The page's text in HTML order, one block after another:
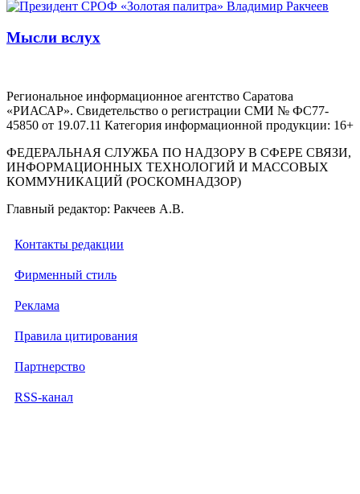
Мысли вслух
Региональное информационное агентство Саратова
«РИАСАР». Свидетельство о регистрации СМИ № ФС77-
45850 от 19.07.11 Категория информационной продукции: 16+
ФЕДЕРАЛЬНАЯ СЛУЖБА ПО НАДЗОРУ В СФЕРЕ СВЯЗИ,
ИНФОРМАЦИОННЫХ ТЕХНОЛОГИЙ И МАССОВЫХ
КОММУНИКАЦИЙ (РОСКОМНАДЗОР)
Главный редактор: Ракчеев А.В.
Контакты редакции
Фирменный стиль
Реклама
Правила цитирования
Партнерство
RSS-канал